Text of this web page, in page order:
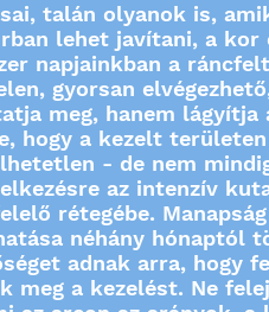
talán olyanok is,
lehet javítani, a
napjainkban a
gyorsan
meg, hanem
hogy a kezelt
- de nem
az intenzív
rétegébe.
néhány hónaptól
adnak arra, hogy
meg a kezelést. Ne